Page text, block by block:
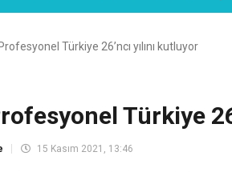
Türkiye 26’ncı yılını kutluyor
Türkiye
15 Kasım 2021, 13:46